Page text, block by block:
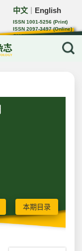
中文 English
ISSN 1001-5256 (Print)
ISSN 2097-3497 (Online)
CN 22-1108/R
本期目录